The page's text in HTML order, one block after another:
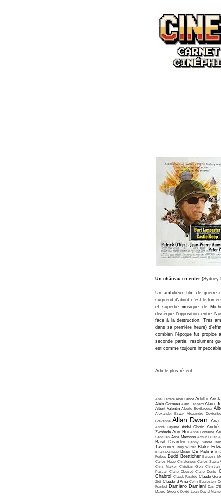
Un château en enfer (Sydney
Un ambitieux film de guerre
surprend d'abord c'est le ton
et superbe musique de
dissèque l'opposition entre
face à la destruction. Très
dans sa première heure)
combien l'époque fut propice
seconde partie, résolument
est comme toujours
Article plus récent
Abel Ferrara Abel Gance Adolfo
Alain Corneau Alain Jaspard Alain
Albert Valentin Alberto Bevilacqua
Alexander Esway Alexandre Dovjenko
Crevenna Allan Dwan Ana
André Cayatte André Chotin André
Zwobada Ann Hui Anne Fontaine
Santillan Arne Mattsson Arthur Hiller
Basil Dearden Benny Safdie
Tavernier Billy Wilder Blake
Brian Damude Brian De Palma
Forbes Budd Boetticher Burgess
Carlos Hugo Christensen Carlos Saura
Chris Marker Christian Gion Christian
Pascal
Claire Clouzot Claire Denis
Chabrol
Claude Faraldo Claude
Zidi Claude d'Anna Colin Eggleston
Frankel Damiano Damiani Dan
David Greene David Lean David